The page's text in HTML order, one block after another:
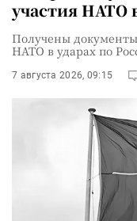
участия НАТО
Получены
НАТО в ударах по
7 августа 2026, 09:15